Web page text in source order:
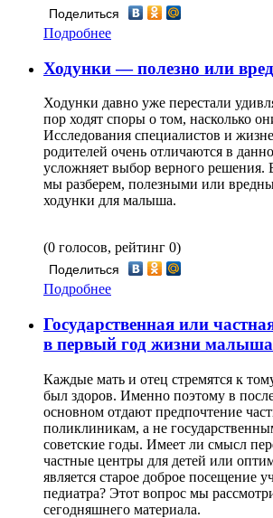
Поделиться
Подробнее
Ходунки — полезно или
Ходунки давно уже перестали
пор ходят споры о том, насколько
Исследования специалистов и
родителей очень отличаются в
усложняет выбор верного решения.
мы разберем, полезными или
ходунки для малыша.
(0 голосов, рейтинг 0)
Поделиться
Подробнее
Государственная или
в первый год жизни
Каждые мать и отец стремятся к
был здоров. Именно поэтому в
основном отдают предпочтение
поликлиникам, а не
советские годы. Имеет ли смысл
частные центры для детей или
является старое доброе посещение
педиатра? Этот вопрос мы
сегодняшнего материала.